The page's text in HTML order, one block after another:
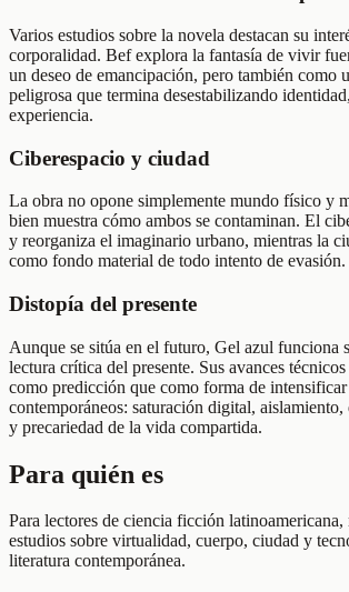
Varios estudios sobre la novela destacan su
corporalidad. Bef explora la fantasía de vivir
un deseo de emancipación, pero también como
peligrosa que termina desestabilizando
experiencia.
Ciberespacio y ciudad
La obra no opone simplemente mundo físico y
bien muestra cómo ambos se contaminan. El
y reorganiza el imaginario urbano, mientras la
como fondo material de todo intento de evasión.
Distopía del presente
Aunque se sitúa en el futuro, Gel azul funciona
lectura crítica del presente. Sus avances
como predicción que como forma de
contemporáneos: saturación digital, aislamiento,
y precariedad de la vida compartida.
Para quién es
Para lectores de ciencia ficción
estudios sobre virtualidad, cuerpo, ciudad y
literatura contemporánea.